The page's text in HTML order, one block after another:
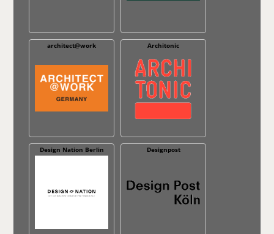
architect@work Architonic
Design Nation Berlin Designpost